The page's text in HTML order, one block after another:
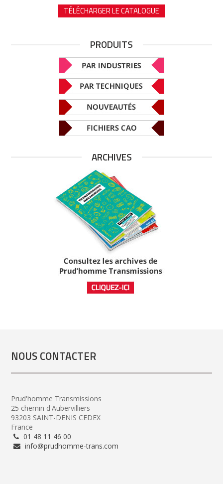
TÉLÉCHARGER LE CATALOGUE
PRODUITS
ARCHIVES
NOUS CONTACTER
Prud'homme Transmissions
25 chemin d'Aubervilliers
93203 SAINT-DENIS CEDEX
France
01 48 11 46 00
info@prudhomme-trans.com